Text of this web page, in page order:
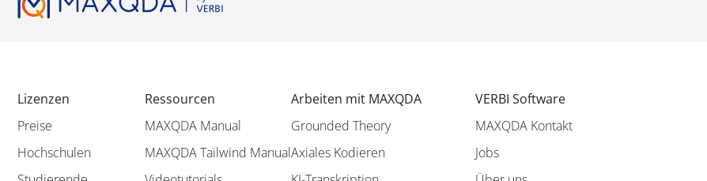
Lizenzen
Preise
Hochschulen
Ressourcen
MAXQDA Manual
MAXQDA Tailwind Manual
Arbeiten mit MAXQDA
Grounded Theory
Axiales Kodieren
VERBI Software
MAXQDA Kontakt
Jobs